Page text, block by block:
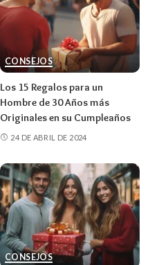
CONSEJOS
Los 15 Regalos para un
Hombre de 30 Años más
Originales en su Cumpleaños
24 DE ABRIL DE 2024
CONSEJOS